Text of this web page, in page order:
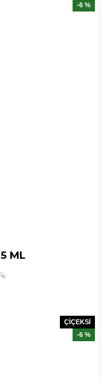
-6 %
ML
ÇİÇEKSİ
-6 %